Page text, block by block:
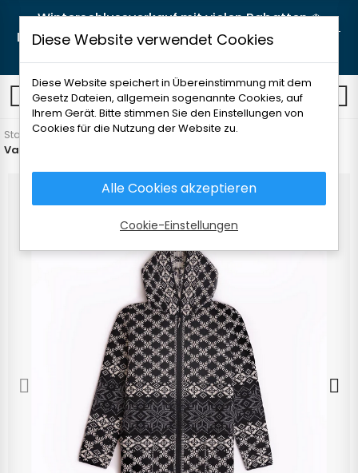
Winterschlussverkauf mit vielen Rabatten ❄️
Lieblingsstücke jetzt zu noch besseren Preisen! 🛒
0
Startseite Damenbekleidung Pullover
Pullover
Varbla woolen zipper hooded coat
Diese Website verwendet Cookies
Diese Website speichert in Übereinstimmung mit dem
Gesetz Dateien, allgemein sogenannte Cookies, auf
Ihrem Gerät. Bitte stimmen Sie den Einstellungen von
Cookies für die Nutzung der Website zu.
Alle Cookies akzeptieren
Cookie-Einstellungen